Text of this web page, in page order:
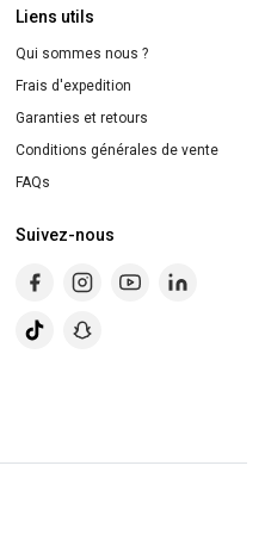
Liens utils
Qui sommes nous ?
Frais d'expedition
Garanties et retours
Conditions générales de vente
FAQs
Suivez-nous